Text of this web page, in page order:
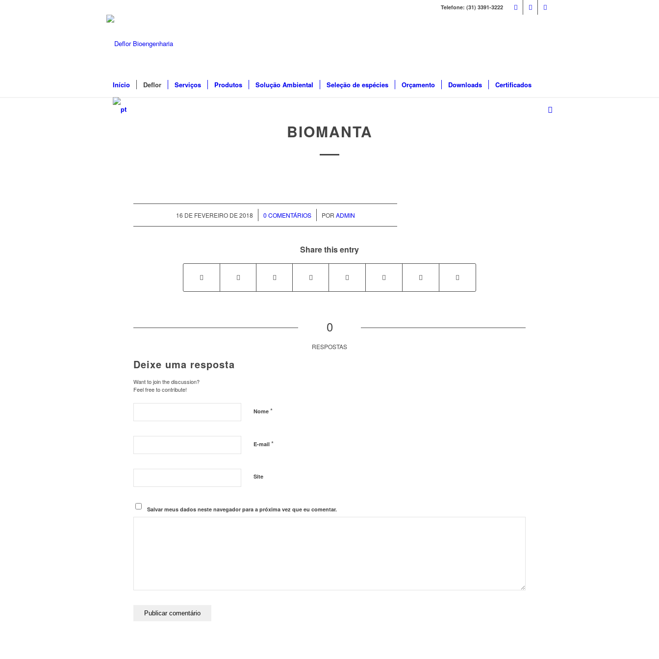
Telefone: (31) 3391-3222
Início Deflor Serviços Produtos Solução Ambiental Seleção de espécies Orçamento Downloads Certificados
BIOMANTA
16 DE FEVEREIRO DE 2018
/ 0 COMENTÁRIOS
/ POR ADMIN
Share this entry
0
RESPOSTAS
Deixe uma resposta
Want to join the discussion?
Feel free to contribute!
Nome *
E-mail *
Site
Salvar meus dados neste navegador para a próxima vez que eu comentar.